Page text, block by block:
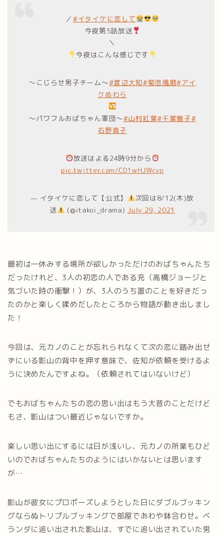
／#イタイケに恋して
今夜第5話放送
＼
今夜はこんな感じです
〜こじらせ男子チーム〜#渡辺大知#菊池風磨#アイ
クぬわら
〜パワフルおばちゃん軍団〜#山村紅葉#千葉雅子#
石野真子
放送はよる24時9分から
pic.twitter.com/CD1wHJWcvp
— イタイケに恋して【公式】
次回は8/12(木)放
送
(@itakoi_drama) July 29, 2021
最初は一休みする場所が欲しかっただけのおばちゃんたち
だったけれど、3人の初恋の人である充（高橋ジョージと
気づいた時の衝撃！）が、3人のうち誰のことを好きだっ
たのかと楽しく揉めだしたところから物語が動き出しまし
た！
今回は、元カノのことが忘れられなくて次の恋に踏み出せ
ずにいる影山の背中を押す意味で、佐知が依頼を受けるよ
うに決めたんですよね。（依頼されてはいないけど）
でもおばちゃんたちの恋の思い出はもう大昔のことだけど
もさ、影山はつい最近じゃないですか。
楽しい思い出にするには日が浅いし、元カノの所業もひど
いのでおばちゃんたちのようにはいかないとは思います
が…
影山が彼女にプロポーズしようとした日にダブルブッキン
グならぬトリプルブッキングで部屋であわや鉢合わせ。ベ
ランダに追い出された影山は、すでに追い出されていた男